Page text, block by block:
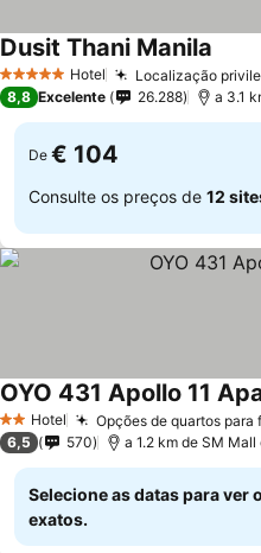
5 Estrelas Hotel Localização
Dusit Thani Manila
8,8 Excelente 26.288 a 3.1
De € 104
Consulte os preços de 12
2 Estrelas
Hotel Opções de quartos para
OYO 431 Apollo 11
6,5 570 a 1.2 km de SM Mall
Selecione as datas para ver
exatos.